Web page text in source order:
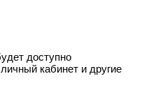
доступно
кабинет и другие